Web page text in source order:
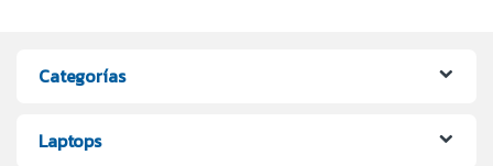
Categorías
Laptops